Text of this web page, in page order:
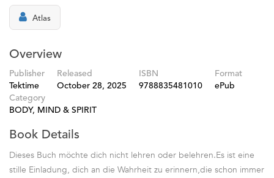
Atlas
Overview
Publisher
Tektime
Released
October 28, 2025
ISBN
9788835481010
Format
ePub
Category
BODY, MIND & SPIRIT
Book Details
Dieses Buch möchte dich nicht lehren oder belehren.Es ist eine
stille Einladung, dich an die Wahrheit zu erinnern,die schon immer